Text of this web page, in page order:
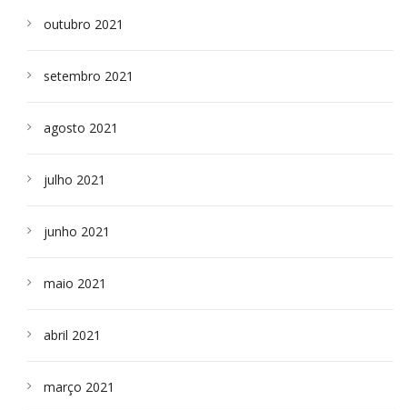
outubro 2021
setembro 2021
agosto 2021
julho 2021
junho 2021
maio 2021
abril 2021
março 2021